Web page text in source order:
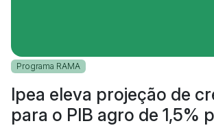
Programa RAMA
Ipea eleva projeção de
para o PIB agro de 1,5%